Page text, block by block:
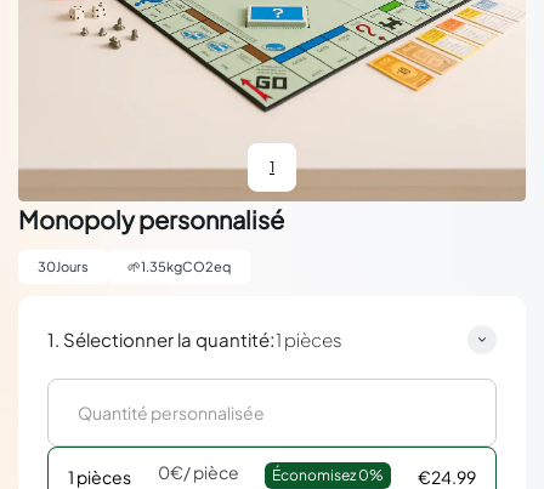
1
Monopoly personnalisé
30Jours 🌱1.35kgCO2eq
1. Sélectionner la quantité:1 pièces
1 pièces 0€/ pièce Économisez 0% €24.99